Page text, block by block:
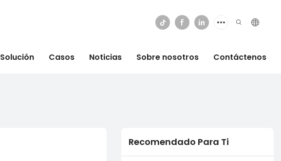
Solución Casos Noticias Sobre nosotros Contáctenos
Recomendado Para Ti